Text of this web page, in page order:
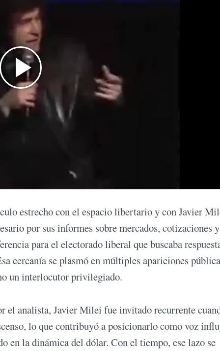
estrecho con el espacio libertario y con Javier
por sus informes sobre mercados, cotizaciones y
para el electorado liberal que buscaba
cercanía se plasmó en múltiples apariciones
un interlocutor privilegiado.
el analista, Javier Milei fue invitado recurrente
lo que contribuyó a posicionarlo como voz
en la dinámica del dólar. Con el tiempo, ese lazo se